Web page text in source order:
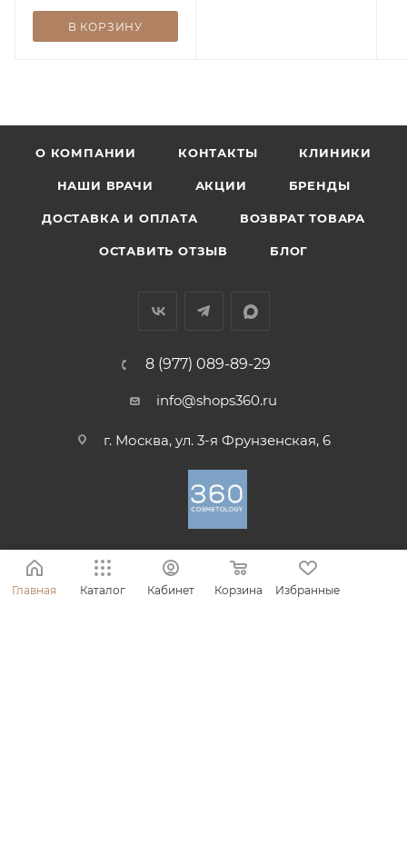
В КОРЗИНУ
О КОМПАНИИ КОНТАКТЫ КЛИНИКИ
НАШИ ВРАЧИ АКЦИИ БРЕНДЫ
ДОСТАВКА И ОПЛАТА ВОЗВРАТ ТОВАРА
ОСТАВИТЬ ОТЗЫВ БЛОГ
8 (977) 089-89-29
info@shops360.ru
г. Москва, ул. 3-я Фрунзенская, 6
ПОЛИТИКА КОНФИДЕНЦИАЛЬНОСТИ
ПОЛЬЗОВАТЕЛЬСКОЕ СОГЛАШЕНИЕ
Главная Каталог Кабинет Корзина Избранные